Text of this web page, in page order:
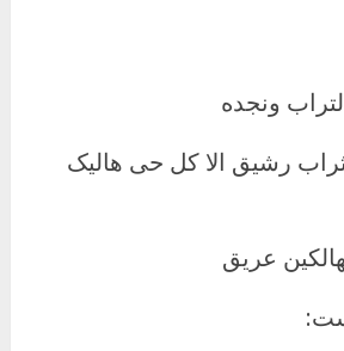
ونجده
رشیق الا کل حی هالیک
عریق